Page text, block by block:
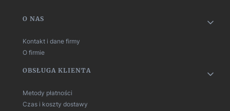
Linki w stopce
O NAS
Kontakt i dane firmy
O firmie
OBSŁUGA KLIENTA
Metody płatności
Czas i koszty dostawy